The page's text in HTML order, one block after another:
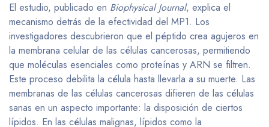
El estudio, publicado en Biophysical Journal, explica el
mecanismo detrás de la efectividad del MP1. Los
investigadores descubrieron que el péptido crea agujeros en
la membrana celular de las células cancerosas, permitiendo
que moléculas esenciales como proteínas y ARN se filtren.
Este proceso debilita la célula hasta llevarla a su muerte. Las
membranas de las células cancerosas difieren de las células
sanas en un aspecto importante: la disposición de ciertos
lípidos. En las células malignas, lípidos como la